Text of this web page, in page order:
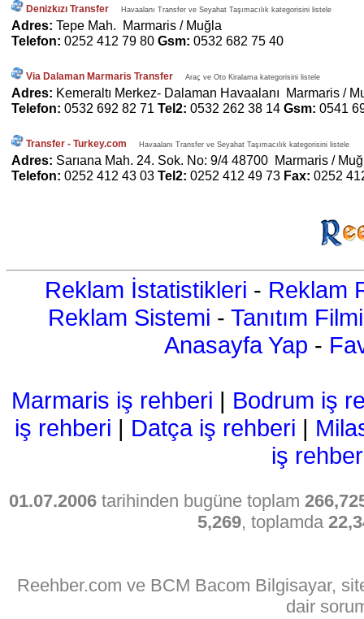
Denizkızı Transfer Havaalanı Transfer ve Seyahat Taşımacılık kategorisini listele
Adres: Tepe Mah. Marmaris / Muğla
Telefon: 0252 412 79 80 Gsm: 0532 682 75 40
Via Dalaman Marmaris Transfer Araç ve Oto Kiralama kategorisini listele
Adres: Kemeraltı Merkez- Dalaman Havaalanı Marmaris /
Telefon: 0532 692 82 71 Tel2: 0532 262 38 14 Gsm: 0541
Transfer - Turkey.com Havaalanı Transfer ve Seyahat Taşımacılık kategorisini listele
Adres: Sarıana Mah. 24. Sok. No: 9/4 48700 Marmaris /
Telefon: 0252 412 43 03 Tel2: 0252 412 49 73 Fax: 0252
Reklam İstatistikleri - Reklam
Reklam Sistemi - Tanıtım Filmi
Anasayfa Yap -
Marmaris iş rehberi | Bodrum iş
iş rehberi | Datça iş rehberi |
iş
01.07.2006 tarihinden bugüne toplam
5,269, toplamda
Reehber.com ve BCM Bacom Bilgisayar,
dair